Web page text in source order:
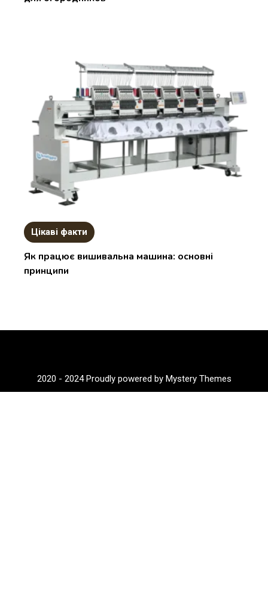
Цікаві факти
Як працює вишивальна машина: основні
принципи
2020 - 2024 Proudly powered by Mystery Themes